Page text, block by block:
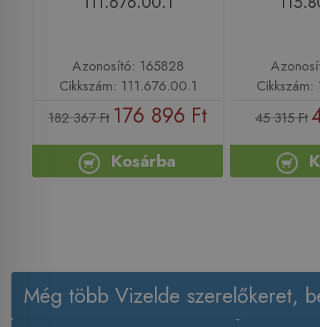
Azonosító: 165828
Cikkszám: 111.676.00.1
182 367 Ft 176 896 Ft
Kosárba
45 315 Ft
Még több Vizelde szerelőkeret,